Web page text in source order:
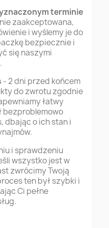
terminie
zaakceptowana,
i wyślemy je do
bezpiecznie i
się naszymi
- 2 dni przed końcem
do zwrotu zgodnie
łatwy
bezproblemowo
dbając o ich stan i
i sprawdzeniu
wszystko jest w
zwrócimy Twoją
ten był szybki i
Ci pełne